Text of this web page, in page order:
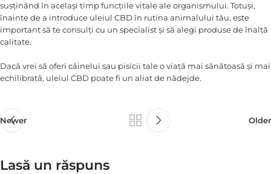
susținând în același timp funcțiile vitale ale organismului. Totuși,
înainte de a introduce uleiul CBD în rutina animalului tău, este
important să te consulți cu un specialist și să alegi produse de înaltă
calitate.
Dacă vrei să oferi câinelui sau pisicii tale o viață mai sănătoasă și mai
echilibrată, uleiul CBD poate fi un aliat de nădejde.
Newer Older
Lasă un răspuns